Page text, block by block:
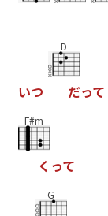
いつ
D
だって
F#m
く って
G